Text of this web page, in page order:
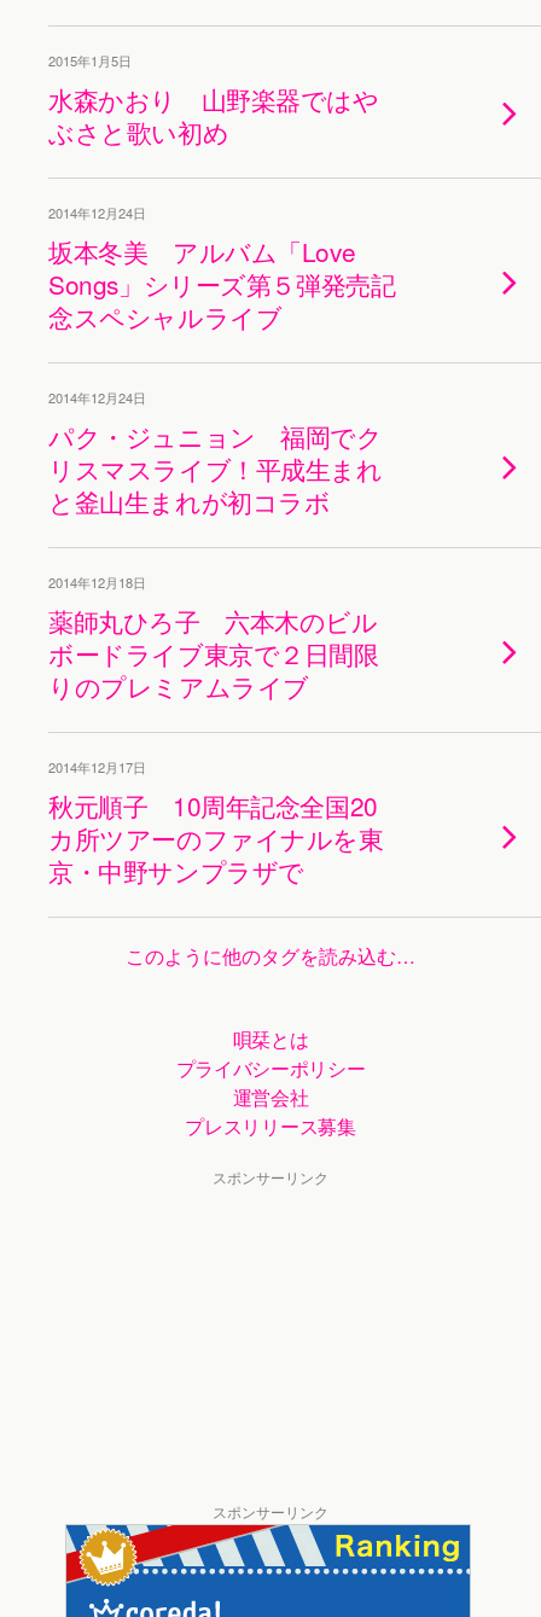
2015年1月5日
水森かおり 山野楽器ではや
ぶさと歌い初め
2014年12月24日
坂本冬美 アルバム「Love
Songs」シリーズ第５弾発売記
念スペシャルライブ
2014年12月24日
パク・ジュニョン 福岡でク
リスマスライブ！平成生まれ
と釜山生まれが初コラボ
2014年12月18日
薬師丸ひろ子 六本木のビル
ボードライブ東京で２日間限
りのプレミアムライブ
2014年12月17日
秋元順子 10周年記念全国20
カ所ツアーのファイナルを東
京・中野サンプラザで
このように他のタグを読み込む…
唄栞とは
プライバシーポリシー
運営会社
プレスリリース募集
スポンサーリンク
スポンサーリンク